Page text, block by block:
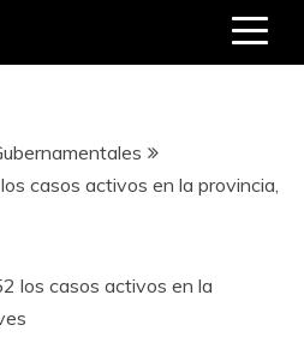
casos activos en la provincia,